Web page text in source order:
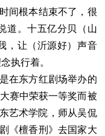
间根本结束不了，很
道。十五亿分贝（山
，让（沂源好）声音
执行着。
东方红剧场举办的
赛中荣获一等奖而被
艺术学院，师从吴侃
《檀香刑》去国家大